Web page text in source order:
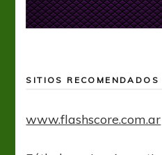
SITIOS RECOMENDADOS
www.flashscore.com.ar